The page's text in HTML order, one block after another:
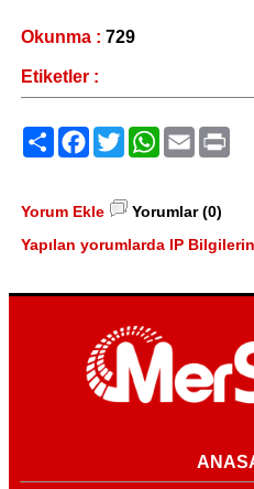
Okunma : 729
Etiketler :
PaylaşFacebook
TwitterWhatsApp
Email
Yorum Ekle
Yorumlar (0)
Yapılan yorumlarda IP